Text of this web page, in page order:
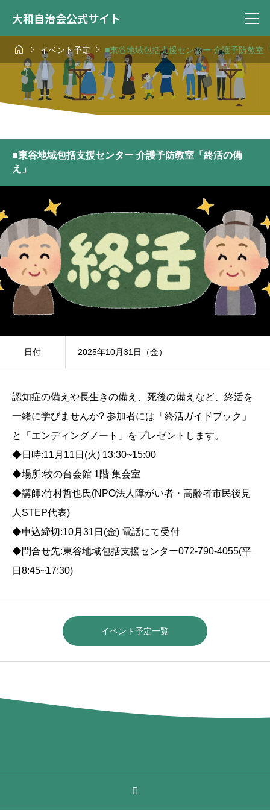
大和自治会公式サイト
  イベント予定■東谷地域包括支援センター 介護予防教室
■東谷地域包括支援センター 介護予防教室「終活の備
え」
日付 2025年10月31日（金）
認知症の備えや長生きの備え、死後の備えなど、終活を
一緒に学びませんか? 参加者には「終活ガイドブック」
と「エンディングノート」をプレゼントします。
◆日時:11月11日(火) 13:30~15:00
◆場所:牧の台会館 1階 集会室
◆講師:竹村哲也氏(NPO法人障がい者・高齢者市民後見
人STEP代表)
◆申込締切:10月31日(金) 電話にて受付
◆問合せ先:東谷地域包括支援センター072-790-4055(平
日8:45~17:30)
イベント予定一覧